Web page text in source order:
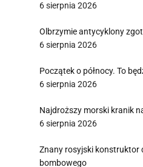
6 sierpnia 2026
Olbrzymie antycyklony
6 sierpnia 2026
Początek o północy. To
6 sierpnia 2026
Najdroższy morski kranik
6 sierpnia 2026
Znany rosyjski konstruktor
bombowego